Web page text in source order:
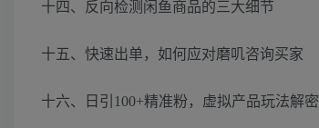
十四、反向检测闲鱼商品的三大细节
十五、快速出单，如何应对磨叽咨询买家
十六、日引100+精准粉，虚拟产品玩法解密